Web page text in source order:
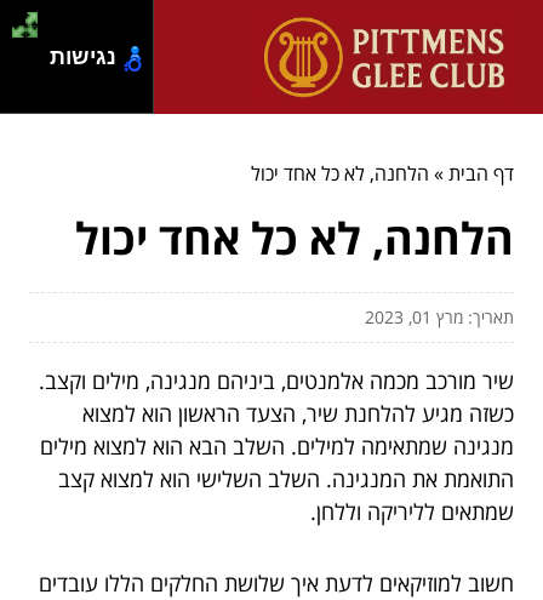
דף הבית» הלחנה, לא כל אחד יכול
הלחנה, לא כל אחד יכול
תאריך: מרץ 01, 2023
שיר מורכב מכמה אלמנטים, ביניהם מנגינה, מילים וקצב.
כשזה מגיע להלחנת שיר, הצעד הראשון הוא למצוא
מנגינה שמתאימה למילים. השלב הבא הוא למצוא מילים
התואמת את המנגינה. השלב השלישי הוא למצוא קצב
שמתאים לליריקה וללחן.
חשוב למוזיקאים לדעת איך שלושת החלקים הללו עובדים
נגישות